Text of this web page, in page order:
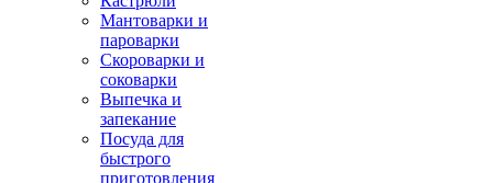
Мантоварки и
пароварки
Скороварки и
соковарки
Выпечка и
запекание
Посуда для
быстрого
приготовления